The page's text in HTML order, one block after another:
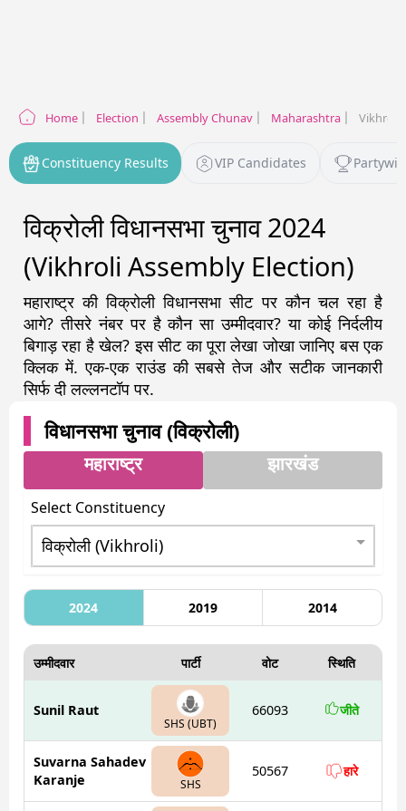
Home Election Assembly Chunav Maharashtra Vikhroli
Constituency Results VIP Candidates
विक्रोली विधानसभा चुनाव 2024
(Vikhroli Assembly Election)
महाराष्ट्रकी विक्रोलीविधानसभा सीट पर कौन चल रहा है
आगे? तीसरे नंबर पर है कौन सा उम्मीदवार? या कोई निर्दलीय
बिगाड़ रहा है खेल? इस सीट का पूरा लेखा जोखा जानिए बस एक
क्लिक में. एक-एक राउंड की सबसे तेज और सटीक जानकारी
सिर्फ दी लल्लनटॉप पर.
विधानसभा चुनाव (विक्रोली)
महाराष्ट्र झारखंड
Select Constituency
2024 2019 2014
उम्मीदवार पार्टी वोट स्थिति
Sunil Raut
SHS (UBT)
66093 जीते
Suvarna Sahadev
Karanje
SHS
50567 हारे